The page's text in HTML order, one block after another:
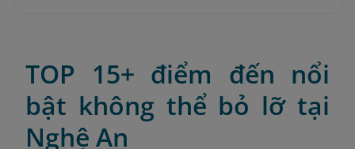
TOP 15+ điểm đến nổi
bật không thể bỏ lỡ tại
Nghệ An